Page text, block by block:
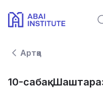
Артқа
10-сабақ.